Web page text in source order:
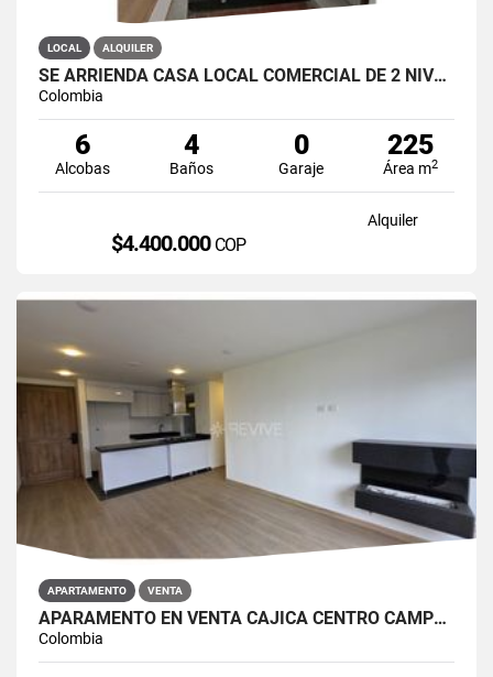
LOCAL ALQUILER
SE ARRIENDA CASA LOCAL COMERCIAL DE 2 NIVELES EN LA CANDELARIA
Colombia
6
Alcobas
4
Baños
0
Garaje
225
Área m2
Alquiler
$4.400.000 COP
APARTAMENTO VENTA
APARAMENTO EN VENTA CAJICÁ CENTRO CAMPUS CLUB RESERVADO
Colombia